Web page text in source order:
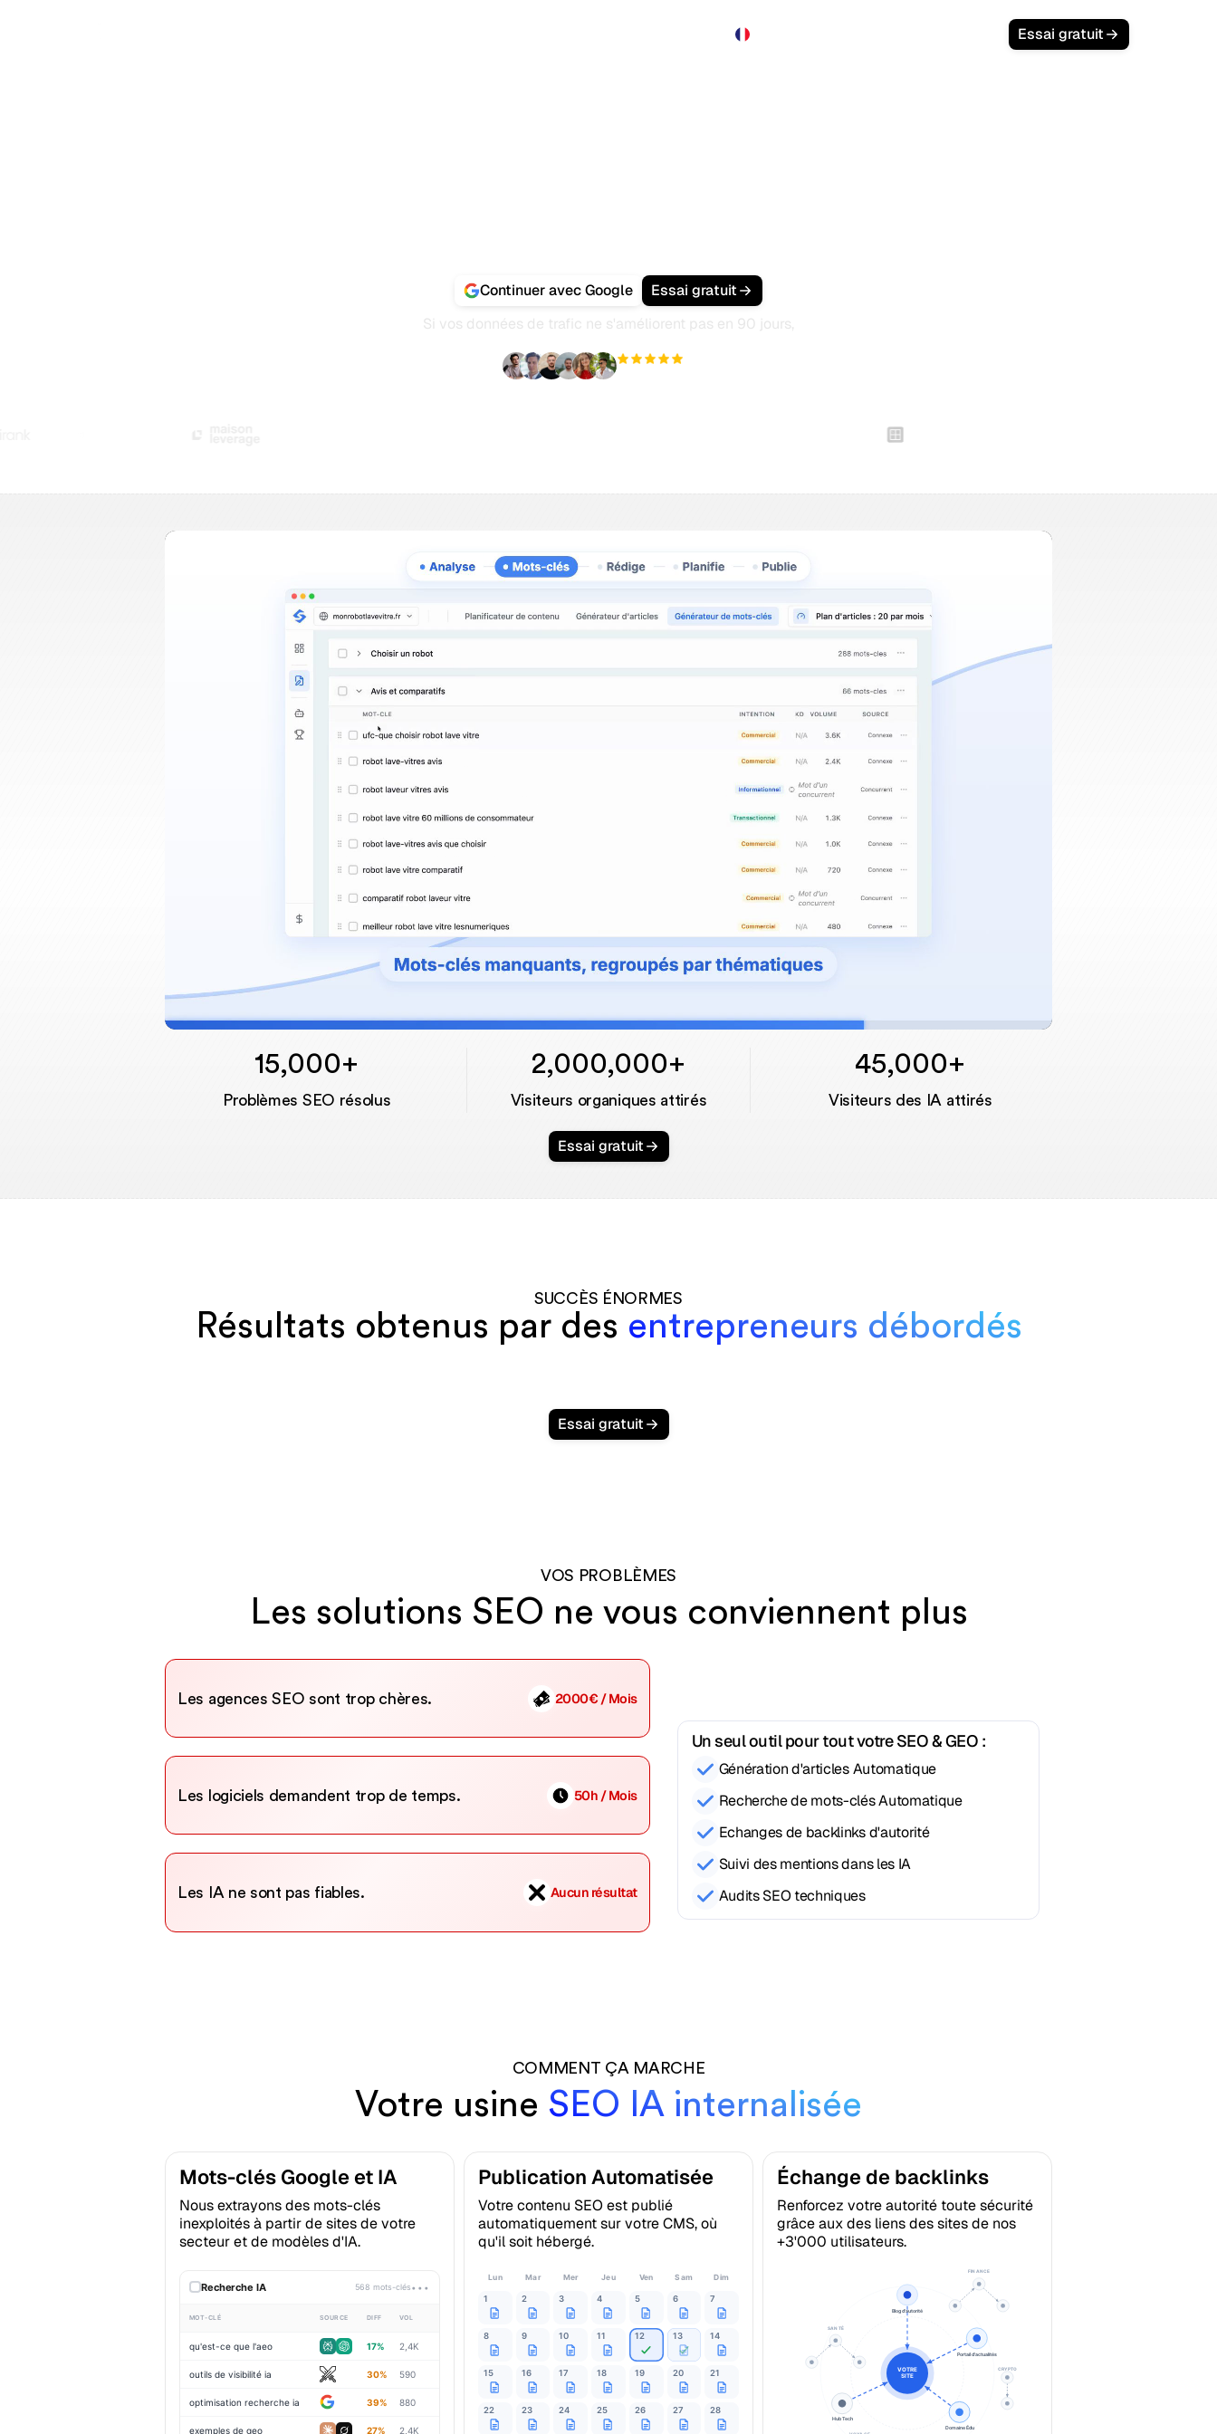
Essai gratuit
Continuer avec Google
Essai gratuit
Si vos données de trafic ne s'améliorent pas en 90 jours,
Unmute
15,000+
Problèmes SEO résolus
2,000,000+
Visiteurs organiques attirés
45,000+
Visiteurs des IA attirés
Essai gratuit
SUCCÈS ÉNORMES
Résultats obtenus par des entrepreneurs débordés
Essai gratuit
VOS PROBLÈMES
Les solutions SEO ne vous conviennent plus
Les agences SEO sont trop chères. 2000€ / Mois
Les logiciels demandent trop de temps. 50h / Mois
Les IA ne sont pas fiables. Aucun résultat
Un seul outil pour tout votre SEO & GEO :
Génération d'articles Automatique
Recherche de mots-clés Automatique
Echanges de backlinks d'autorité
Suivi des mentions dans les IA
Audits SEO techniques
COMMENT ÇA MARCHE
Votre usine SEO IA internalisée
Mots-clés Google et IA
Nous extrayons des mots-clés
inexploités à partir de sites de votre
secteur et de modèles d'IA.
Recherche IA 568 mots-clés•••
MOT-CLÉ SOURCE DIFF VOL
qu'est-ce que l'aeo 17% 2,4K
outils de visibilité ia 30% 590
optimisation recherche ia 39% 880
exemples de geo 27% 2,4K
Publication Automatisée
Votre contenu SEO est publié
automatiquement sur votre CMS, où
qu'il soit hébergé.
Lun Mar Mer Jeu Ven Sam Dim
1 2 3 4 5 6 7
8 9 10 11 12 13 14
15 16 17 18 19 20 21
22 23 24 25 26 27 28
Échange de backlinks
Renforcez votre autorité toute sécurité
grâce aux des liens des sites de nos
+3'000 utilisateurs.
SANTÉ
FINANCE
CRYPTO
VOTRE
SITE
Blog d'autorité
Portail d'actualités
Domaine Édu
Hub Tech